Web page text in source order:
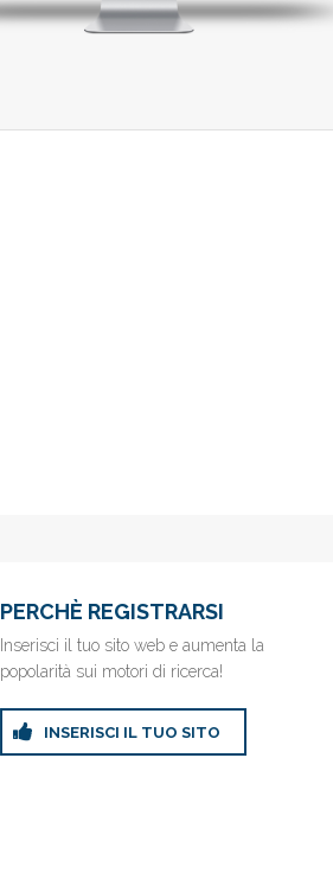
PERCHÈ REGISTRARSI
Inserisci il tuo sito web e aumenta la
popolarità sui motori di ricerca!
INSERISCI IL TUO SITO